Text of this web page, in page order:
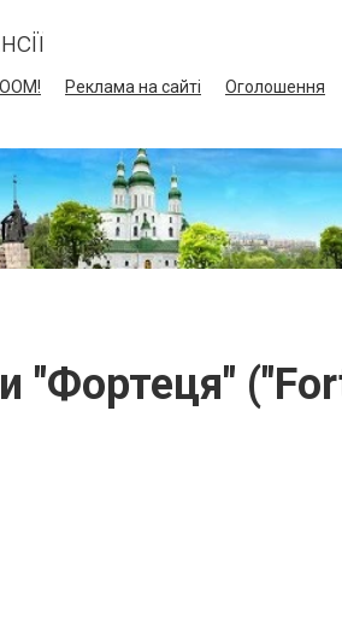
Реклама на сайті
Оголошення
"Фортеця"